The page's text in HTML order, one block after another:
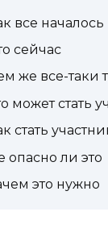
все началось
сейчас
же все-таки
может стать
стать
опасно ли это
это нужно